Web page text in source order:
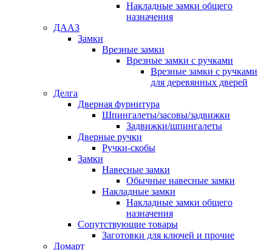
Накладные замки общего
назначения
ДААЗ
Замки
Врезные замки
Врезные замки с ручками
Врезные замки с ручками
для деревянных дверей
Делга
Дверная фурнитура
Шпингалеты/засовы/задвижки
Задвижки/шпингалеты
Дверные ручки
Ручки-скобы
Замки
Навесные замки
Обычные навесные замки
Накладные замки
Накладные замки общего
назначения
Сопутствующие товары
Заготовки для ключей и прочие
Домарт